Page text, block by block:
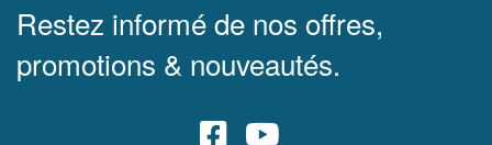
Restez informé de nos offres,
promotions & nouveautés.